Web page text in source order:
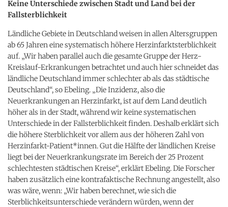
Keine Unterschiede zwischen Stadt und Land bei der
Fallsterblichkeit
Ländliche Gebiete in Deutschland weisen in allen Altersgruppen
ab 65 Jahren eine systematisch höhere Herzinfarktsterblichkeit
auf. „Wir haben parallel auch die gesamte Gruppe der Herz-
Kreislauf-Erkrankungen betrachtet und auch hier schneidet das
ländliche Deutschland immer schlechter ab als das städtische
Deutschland“, so Ebeling. „Die Inzidenz, also die
Neuerkrankungen an Herzinfarkt, ist auf dem Land deutlich
höher als in der Stadt, während wir keine systematischen
Unterschiede in der Fallsterblichkeit finden. Deshalb erklärt sich
die höhere Sterblichkeit vor allem aus der höheren Zahl von
Herzinfarkt-Patient*innen. Gut die Hälfte der ländlichen Kreise
liegt bei der Neuerkrankungsrate im Bereich der 25 Prozent
schlechtesten städtischen Kreise“, erklärt Ebeling. Die Forscher
haben zusätzlich eine kontrafaktische Rechnung angestellt, also
was wäre, wenn: „Wir haben berechnet, wie sich die
Sterblichkeitsunterschiede verändern würden, wenn der